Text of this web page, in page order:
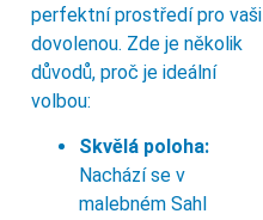
perfektní prostředí pro vaši
dovolenou. Zde je několik
důvodů, proč je ideální
volbou:
Skvělá poloha:
Nachází se v
malebném Sahl